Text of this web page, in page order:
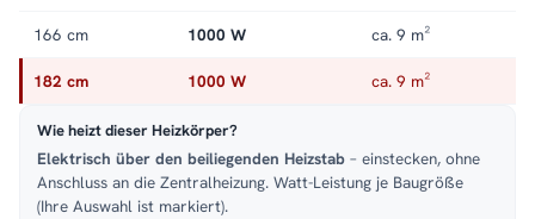
166 cm 1000 W ca. 9 m²
182 cm 1000 W ca. 9 m²
Wie heizt dieser Heizkörper?
Elektrisch über den beiliegenden Heizstab – einstecken, ohne
Anschluss an die Zentralheizung. Watt-Leistung je Baugröße
(Ihre Auswahl ist markiert).